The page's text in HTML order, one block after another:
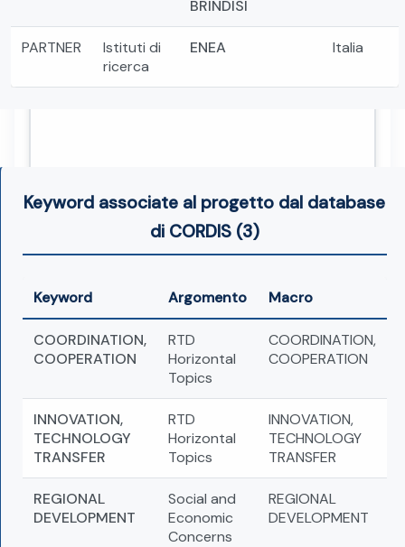
BRINDISI
PARTNER
Istituti di
ricerca
ENEA Italia
Keyword associate al progetto dal database
di CORDIS (3)
Keyword Argomento Macro
COORDINATION,
COOPERATION
RTD
Horizontal
Topics
COORDINATION,
COOPERATION
INNOVATION,
TECHNOLOGY
TRANSFER
RTD
Horizontal
Topics
INNOVATION,
TECHNOLOGY
TRANSFER
REGIONAL
DEVELOPMENT
Social and
Economic
Concerns
REGIONAL
DEVELOPMENT